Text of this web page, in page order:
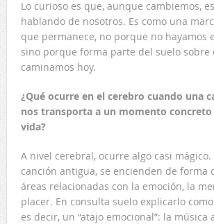
Lo curioso es que, aunque cambiemos,
hablando de nosotros. Es como una
que permanece, no porque no hayamos
sino porque forma parte del suelo sobre
caminamos hoy.
¿Qué ocurre en el cerebro cuando una
nos transporta a un momento
vida?
A nivel cerebral, ocurre algo casi
canción antigua, se encienden de forma
áreas relacionadas con la emoción, la
placer. En consulta suelo explicarlo
es decir, un “atajo emocional”: la música